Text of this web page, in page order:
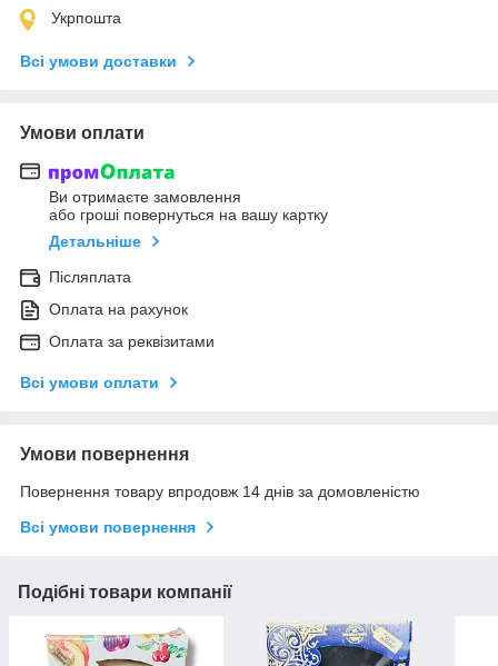
Укрпошта
Всі умови доставки
Умови оплати
Ви отримаєте замовлення
або гроші повернуться на вашу картку
Детальніше
Післяплата
Оплата на рахунок
Оплата за реквізитами
Всі умови оплати
Умови повернення
Повернення товару впродовж 14 днів за домовленістю
Всі умови повернення
Подібні товари компанії